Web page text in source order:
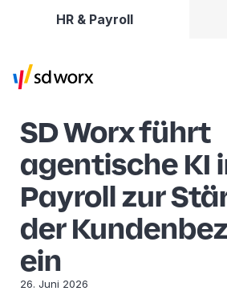
HR & Payroll
SD Worx führt
agentische KI
Payroll zur
der
ein
26. Juni 2026